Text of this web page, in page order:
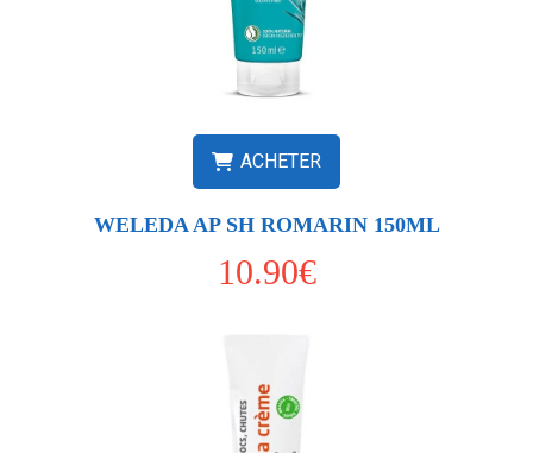
ACHETER
WELEDA AP SH ROMARIN 150ML
10.90€